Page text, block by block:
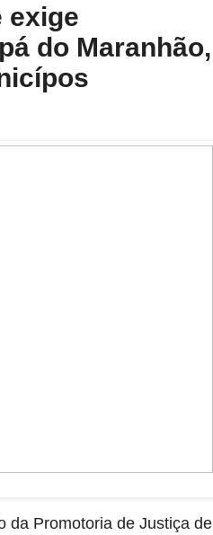
exige
do Maranhão,
da Promotoria de Justiça de